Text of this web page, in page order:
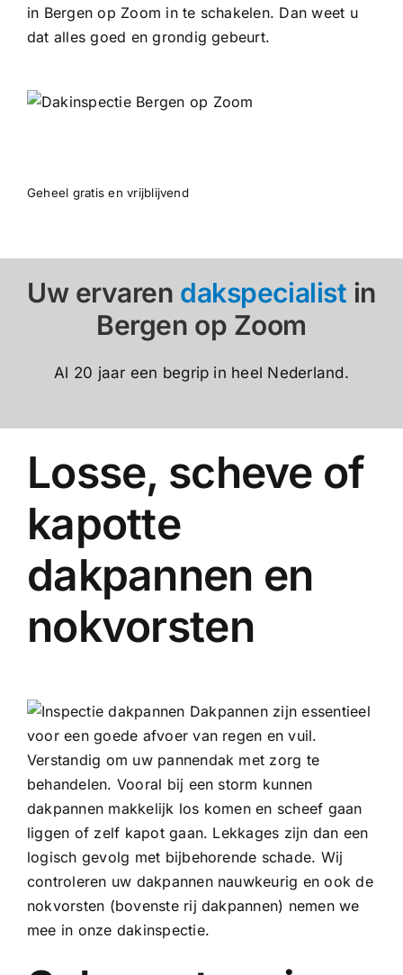
in Bergen op Zoom in te schakelen. Dan weet u
dat alles goed en grondig gebeurt.
Geheel gratis en vrijblijvend
Uw ervaren dakspecialist in
Bergen op Zoom
Al 20 jaar een begrip in heel Nederland.
Losse, scheve of
kapotte
dakpannen en
nokvorsten
Dakpannen zijn essentieel
voor een goede afvoer van regen en vuil.
Verstandig om uw pannendak met zorg te
behandelen. Vooral bij een storm kunnen
dakpannen makkelijk los komen en scheef gaan
liggen of zelf kapot gaan. Lekkages zijn dan een
logisch gevolg met bijbehorende schade. Wij
controleren uw dakpannen nauwkeurig en ook de
nokvorsten (bovenste rij dakpannen) nemen we
mee in onze dakinspectie.